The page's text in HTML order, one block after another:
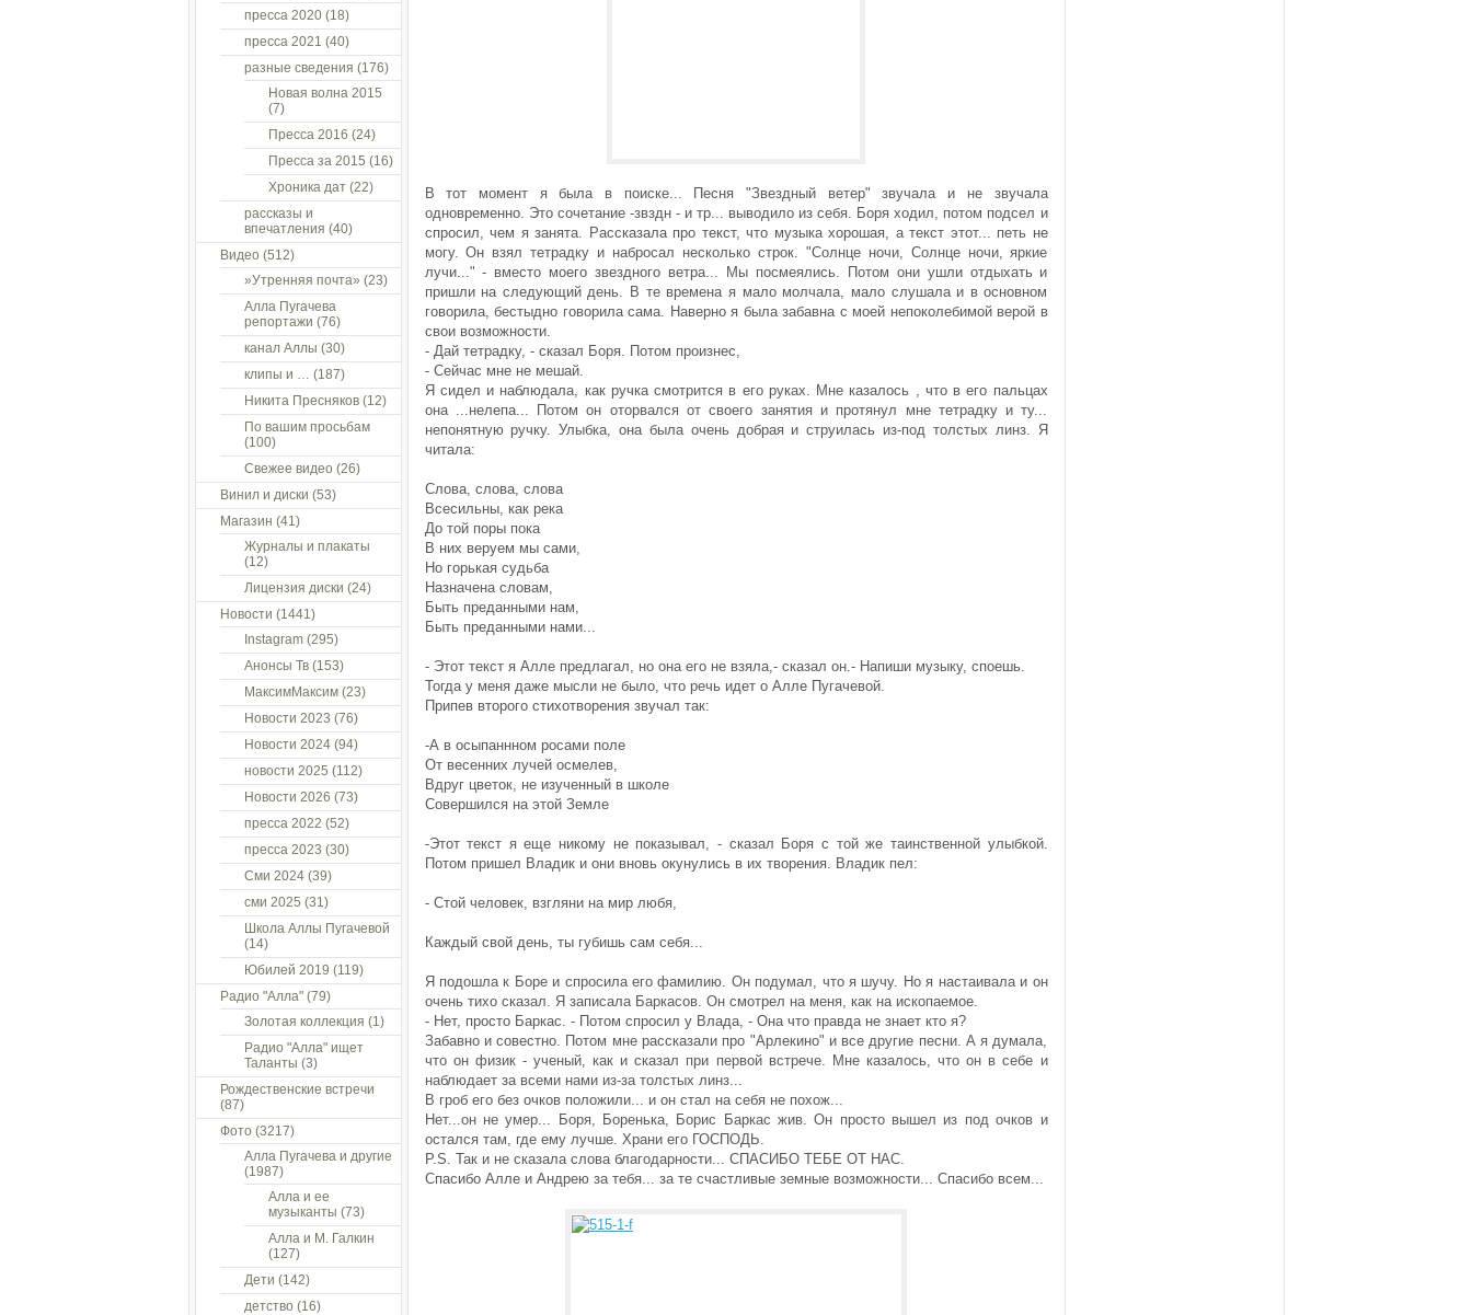
В тот момент я была в поиске... Песня "Звездный ветер" звучала и не звучала
одновременно. Это сочетание -звздн - и тр... выводило из себя. Боря ходил, потом подсел и
спросил, чем я занята. Рассказала про текст, что музыка хорошая, а текст этот... петь не
могу. Он взял тетрадку и набросал несколько строк. "Солнце ночи, Солнце ночи, яркие
лучи..." - вместо моего звездного ветра... Мы посмеялись. Потом они ушли отдыхать и
пришли на следующий день. В те времена я мало молчала, мало слушала и в основном
говорила, бестыдно говорила сама. Наверно я была забавна с моей непоколебимой верой в
свои возможности.
- Дай тетрадку, - сказал Боря. Потом произнес,
- Сейчас мне не мешай.
Я сидел и наблюдала, как ручка смотрится в его руках. Мне казалось , что в его пальцах
она ...нелепа... Потом он оторвался от своего занятия и протянул мне тетрадку и ту...
непонятную ручку. Улыбка, она была очень добрая и струилась из-под толстых линз. Я
читала:
Слова, слова, слова
Всесильны, как река
До той поры пока
В них веруем мы сами,
Но горькая судьба
Назначена словам,
Быть преданными нам,
Быть преданными нами...
- Этот текст я Алле предлагал, но она его не взяла,- сказал он.- Напиши музыку, споешь.
Тогда у меня даже мысли не было, что речь идет о Алле Пугачевой.
Припев второго стихотворения звучал так:
-А в осыпаннном росами поле
От весенних лучей осмелев,
Вдруг цветок, не изученный в школе
Совершился на этой Земле
-Этот текст я еще никому не показывал, - сказал Боря с той же таинственной улыбкой.
Потом пришел Владик и они вновь окунулись в их творения. Владик пел:
- Стой человек, взгляни на мир любя,
Каждый свой день, ты губишь сам себя...
Я подошла к Боре и спросила его фамилию. Он подумал, что я шучу. Но я настаивала и он
очень тихо сказал. Я записала Баркасов. Он смотрел на меня, как на ископаемое.
- Нет, просто Баркас. - Потом спросил у Влада, - Она что правда не знает кто я?
Забавно и совестно. Потом мне рассказали про "Арлекино" и все другие песни. А я думала,
что он физик - ученый, как и сказал при первой встрече. Мне казалось, что он в себе и
наблюдает за всеми нами из-за толстых линз...
В гроб его без очков положили... и он стал на себя не похож...
Нет...он не умер... Боря, Боренька, Борис Баркас жив. Он просто вышел из под очков и
остался там, где ему лучше. Храни его ГОСПОДЬ.
P.S. Так и не сказала слова благодарности... СПАСИБО ТЕБЕ ОТ НАС.
Спасибо Алле и Андрею за тебя... за те счастливые земные возможности... Спасибо всем...
пресса 2020(18)
пресса 2021 (40)
разные сведения (176)
Новая волна 2015
(7)
Пресса 2016 (24)
Пресса за 2015 (16)
Хроника дат(22)
рассказы и
впечатления (40)
Видео (512)
»Утренняя почта» (23)
Алла Пугачева
репортажи (76)
канал Аллы (30)
клипы и … (187)
Никита Пресняков(12)
По вашим просьбам
(100)
Свежее видео (26)
Винил и диски (53)
Магазин (41)
Журналы и плакаты
(12)
Лицензия диски (24)
Новости (1441)
Instagram(295)
Анонсы Тв(153)
МаксимМаксим(23)
Новости 2023 (76)
Новости 2024(94)
новости 2025 (112)
Новости 2026 (73)
пресса 2022 (52)
пресса 2023 (30)
Сми 2024(39)
сми 2025 (31)
Школа Аллы Пугачевой
(14)
Юбилей 2019 (119)
Радио "Алла"(79)
Золотая коллекция (1)
Радио "Алла" ищет
Таланты (3)
Рождественские встречи
(87)
Фото (3217)
Алла Пугачева и другие
(1987)
Алла и ее
музыканты (73)
Алла и М. Галкин
(127)
Дети (142)
детство (16)